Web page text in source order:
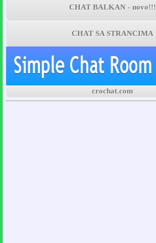
CHAT BALKAN - novo!!!
CHAT SA STRANCIMA
crochat.com